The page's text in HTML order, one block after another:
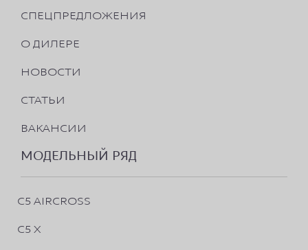
СПЕЦПРЕДЛОЖЕНИЯ
О ДИЛЕРЕ
НОВОСТИ
СТАТЬИ
ВАКАНСИИ
МОДЕЛЬНЫЙ РЯД
C5 AIRCROSS
C5 X